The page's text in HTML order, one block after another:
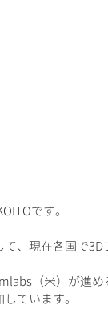
です。
、現在各国で
（米）が進
ています。